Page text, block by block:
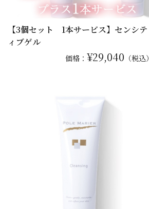
【3個セット 1本サービス】センシテ
ィブゲル
価格： ¥29,040 （税込）